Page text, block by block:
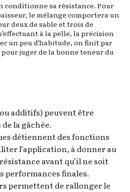
conditionne sa résistance. Pour
le mélange comportera un
deux de sable et trois de
à la pelle, la précision
un peu d’habitude, on finit par
juger de la bonne teneur du
additifs) peuvent être
la gâchée.
détiennent des fonctions
l’application, à donner au
avant qu’il ne soit
performances finales.
permettent de rallonger le